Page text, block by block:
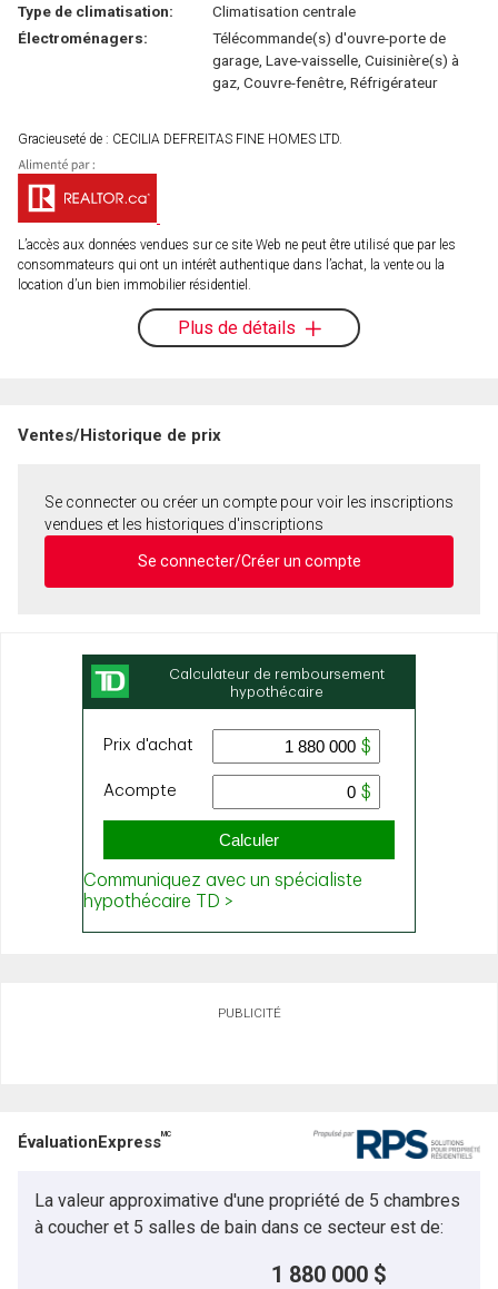
Type de climatisation:
Climatisation centrale
Électroménagers:
Télécommande(s) d'ouvre-porte de
garage, Lave-vaisselle, Cuisinière(s) à
gaz, Couvre-fenêtre, Réfrigérateur
Gracieuseté de : CECILIA DEFREITAS FINE HOMES LTD.
L’accès aux données vendues sur ce site Web ne peut être utilisé que par les
consommateurs qui ont un intérêt authentique dans l’achat, la vente ou la
location d’un bien immobilier résidentiel.
Plus de détails
Ventes/Historique de prix
Se connecter ou créer un compte pour voir les inscriptions
vendues et les historiques d'inscriptions
Se connecter/Créer un compte
PUBLICITÉ
ÉvaluationExpressMC
La valeur approximative d'une propriété de 5 chambres
à coucher et 5 salles de bain dans ce secteur est de:
1 880 000 $